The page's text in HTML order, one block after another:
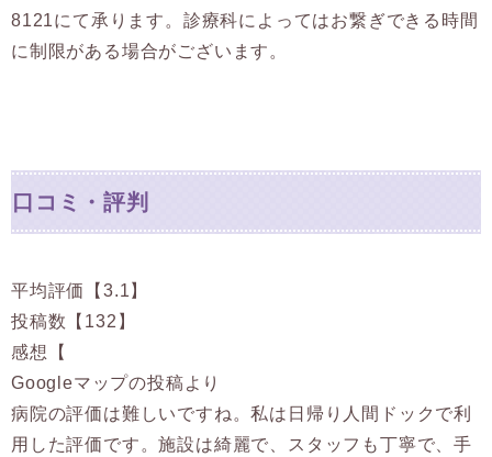
8121にて承ります。診療科によってはお繋ぎできる時間
に制限がある場合がございます。
口コミ・評判
平均評価【3.1】
投稿数【132】
感想【
Googleマップの投稿より
病院の評価は難しいですね。私は日帰り人間ドックで利
用した評価です。施設は綺麗で、スタッフも丁寧で、手